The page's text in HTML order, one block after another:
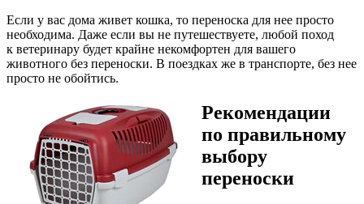
Если у вас дома живет кошка, то переноска для нее просто
необходима. Даже если вы не путешествуете, любой поход
к ветеринару будет крайне некомфортен для вашего
животного без переноски. В поездках же в транспорте, без нее
просто не обойтись.
Рекомендации
по правильному
выбору
переноски